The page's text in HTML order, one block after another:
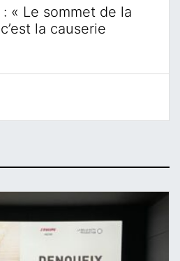
« Le sommet de la
la causerie